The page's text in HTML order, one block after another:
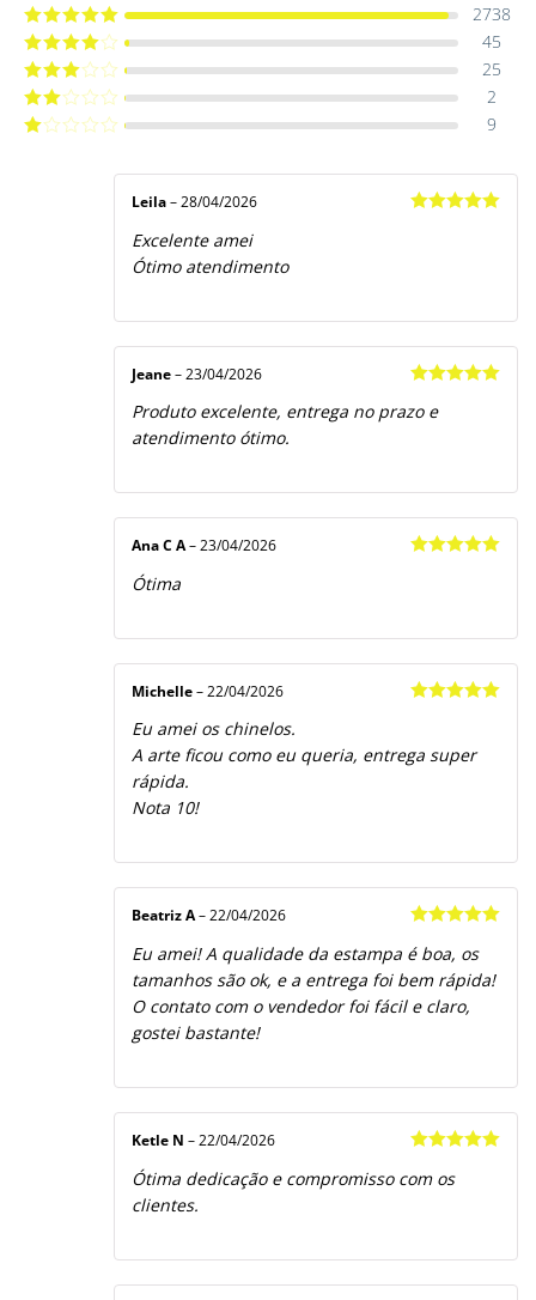
Avaliação5
2738
Avaliação
45
Avaliação
25
Avaliação
2
9
Leila – 28/04/2026
Excelente amei
Ótimo atendimento
de 5
Jeane – 23/04/2026
Produto excelente, entrega no prazo e
atendimento ótimo.
Ana C A– 23/04/2026
Ótima
Michelle – 22/04/2026
Eu amei os chinelos.
A arte ficou como eu queria, entrega super
rápida.
Nota 10!
de 5
Beatriz A– 22/04/2026
Eu amei! A qualidade da estampa é boa, os
tamanhos são ok, e a entrega foi bem rápida!
O contato com o vendedor foi fácil e claro,
gostei bastante!
de 5
Ketle N – 22/04/2026
Ótima dedicação e compromisso com os
clientes.